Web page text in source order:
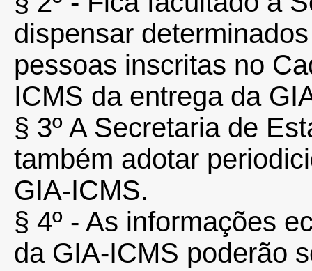
dispensar
pessoas inscritas no
ICMS da entrega da
§ 3º A Secretaria de
também adotar
GIA-ICMS.
§ 4º - As informações
da GIA-ICMS poderão